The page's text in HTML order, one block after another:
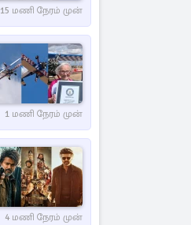
15 மணி நேரம் முன்
1 மணி நேரம் முன்
4 மணி நேரம் முன்